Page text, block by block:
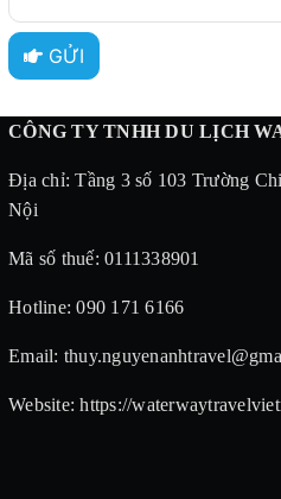
GỬI
CÔNG TY TNHH DU LỊCH
Địa chỉ: Tầng 3 số 103 Trường
Nội
Mã số thuế: 0111338901
Hotline: 090 171 6166
Email:
Website: https://